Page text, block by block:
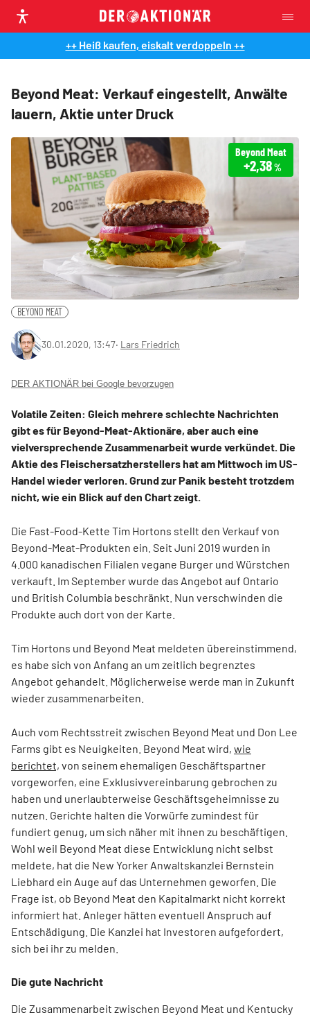
++ Heiß kaufen, eiskalt verdoppeln ++
Beyond Meat: Verkauf eingestellt, Anwälte
lauern, Aktie unter Druck
Beyond Meat
+2,38 %
BEYOND MEAT
30.01.2020, 13:47‧ Lars Friedrich
DER AKTIONÄR bei Google bevorzugen
Volatile Zeiten: Gleich mehrere schlechte Nachrichten
gibt es für Beyond-Meat-Aktionäre, aber auch eine
vielversprechende Zusammenarbeit wurde verkündet. Die
Aktie des Fleischersatzherstellers hat am Mittwoch im US-
Handel wieder verloren. Grund zur Panik besteht trotzdem
nicht, wie ein Blick auf den Chart zeigt.
Die Fast-Food-Kette Tim Hortons stellt den Verkauf von
Beyond-Meat-Produkten ein. Seit Juni 2019 wurden in
4.000 kanadischen Filialen vegane Burger und Würstchen
verkauft. Im September wurde das Angebot auf Ontario
und British Columbia beschränkt. Nun verschwinden die
Produkte auch dort von der Karte.
Tim Hortons und Beyond Meat meldeten übereinstimmend,
es habe sich von Anfang an um zeitlich begrenztes
Angebot gehandelt. Möglicherweise werde man in Zukunft
wieder zusammenarbeiten.
Auch vom Rechtsstreit zwischen Beyond Meat und Don Lee
Farms gibt es Neuigkeiten. Beyond Meat wird, wie
berichtet, von seinem ehemaligen Geschäftspartner
vorgeworfen, eine Exklusivvereinbarung gebrochen zu
haben und unerlaubterweise Geschäftsgeheimnisse zu
nutzen. Gerichte halten die Vorwürfe zumindest für
fundiert genug, um sich näher mit ihnen zu beschäftigen.
Wohl weil Beyond Meat diese Entwicklung nicht selbst
meldete, hat die New Yorker Anwaltskanzlei Bernstein
Liebhard ein Auge auf das Unternehmen geworfen. Die
Frage ist, ob Beyond Meat den Kapitalmarkt nicht korrekt
informiert hat. Anleger hätten eventuell Anspruch auf
Entschädigung. Die Kanzlei hat Investoren aufgefordert,
sich bei ihr zu melden.
Die gute Nachricht
Die Zusammenarbeit zwischen Beyond Meat und Kentucky